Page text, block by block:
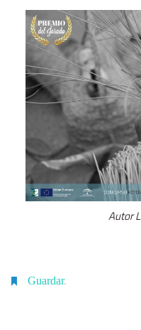
Autor
Guardar.